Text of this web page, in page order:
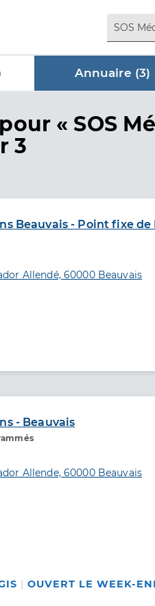
Annuaire (3)
dans
pour « SOS
3
Beauvais - Point fixe de
de soins
Allendé, 60000 Beauvais
- Beauvais
de soins
Allende, 60000 Beauvais
OUVERT LE WEEK-